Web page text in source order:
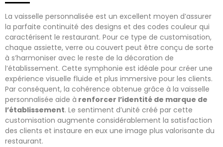
La vaisselle personnalisée est un excellent moyen d’assurer
la parfaite continuité des designs et des codes couleur qui
caractérisent le restaurant. Pour ce type de customisation,
chaque assiette, verre ou couvert peut être conçu de sorte
à s’harmoniser avec le reste de la décoration de
l’établissement. Cette symphonie est idéale pour créer une
expérience visuelle fluide et plus immersive pour les clients.
Par conséquent, la cohérence obtenue grâce à la vaisselle
personnalisée aide à renforcer l’identité de marque de
l’établissement. Le sentiment d’unité créé par cette
customisation augmente considérablement la satisfaction
des clients et instaure en eux une image plus valorisante du
restaurant.